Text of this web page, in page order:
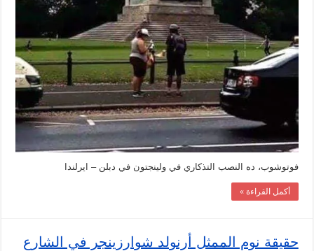
فوتوشوب، ده النصب التذكاري في ولينجتون في دبلن – ايرلندا
أكمل القراءة »
حقيقة نوم الممثل أرنولد شوارزينجر في الشارع